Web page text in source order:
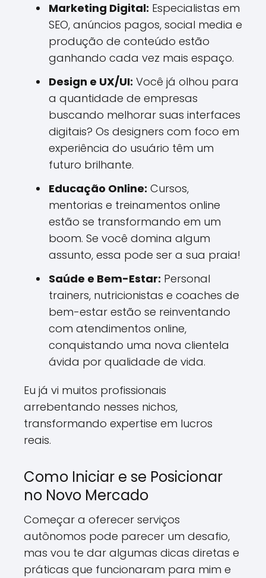
Marketing Digital: Especialistas em
SEO, anúncios pagos, social media e
produção de conteúdo estão
ganhando cada vez mais espaço.
Design e UX/UI: Você já olhou para
a quantidade de empresas
buscando melhorar suas interfaces
digitais? Os designers com foco em
experiência do usuário têm um
futuro brilhante.
Educação Online: Cursos,
mentorias e treinamentos online
estão se transformando em um
boom. Se você domina algum
assunto, essa pode ser a sua praia!
Saúde e Bem-Estar: Personal
trainers, nutricionistas e coaches de
bem-estar estão se reinventando
com atendimentos online,
conquistando uma nova clientela
ávida por qualidade de vida.
Eu já vi muitos profissionais
arrebentando nesses nichos,
transformando expertise em lucros
reais.
Como Iniciar e se Posicionar
no Novo Mercado
Começar a oferecer serviços
autônomos pode parecer um desafio,
mas vou te dar algumas dicas diretas e
práticas que funcionaram para mim e